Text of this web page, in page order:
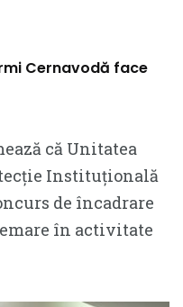
Cernavodă face
că Unitatea
Instituțională
de încadrare
în activitate